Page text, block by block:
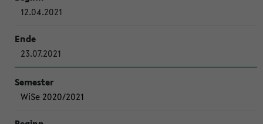
12.04.2021
23.07.2021
WiSe 2020/2021